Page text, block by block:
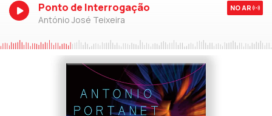
Ponto de Interrogação
António José Teixeira
NO AR